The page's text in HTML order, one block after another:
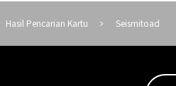
Hasil Pencarian Kartu Seismitoad